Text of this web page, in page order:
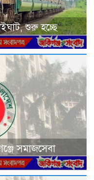
শুরু হচ্ছে
সমাজসেবা